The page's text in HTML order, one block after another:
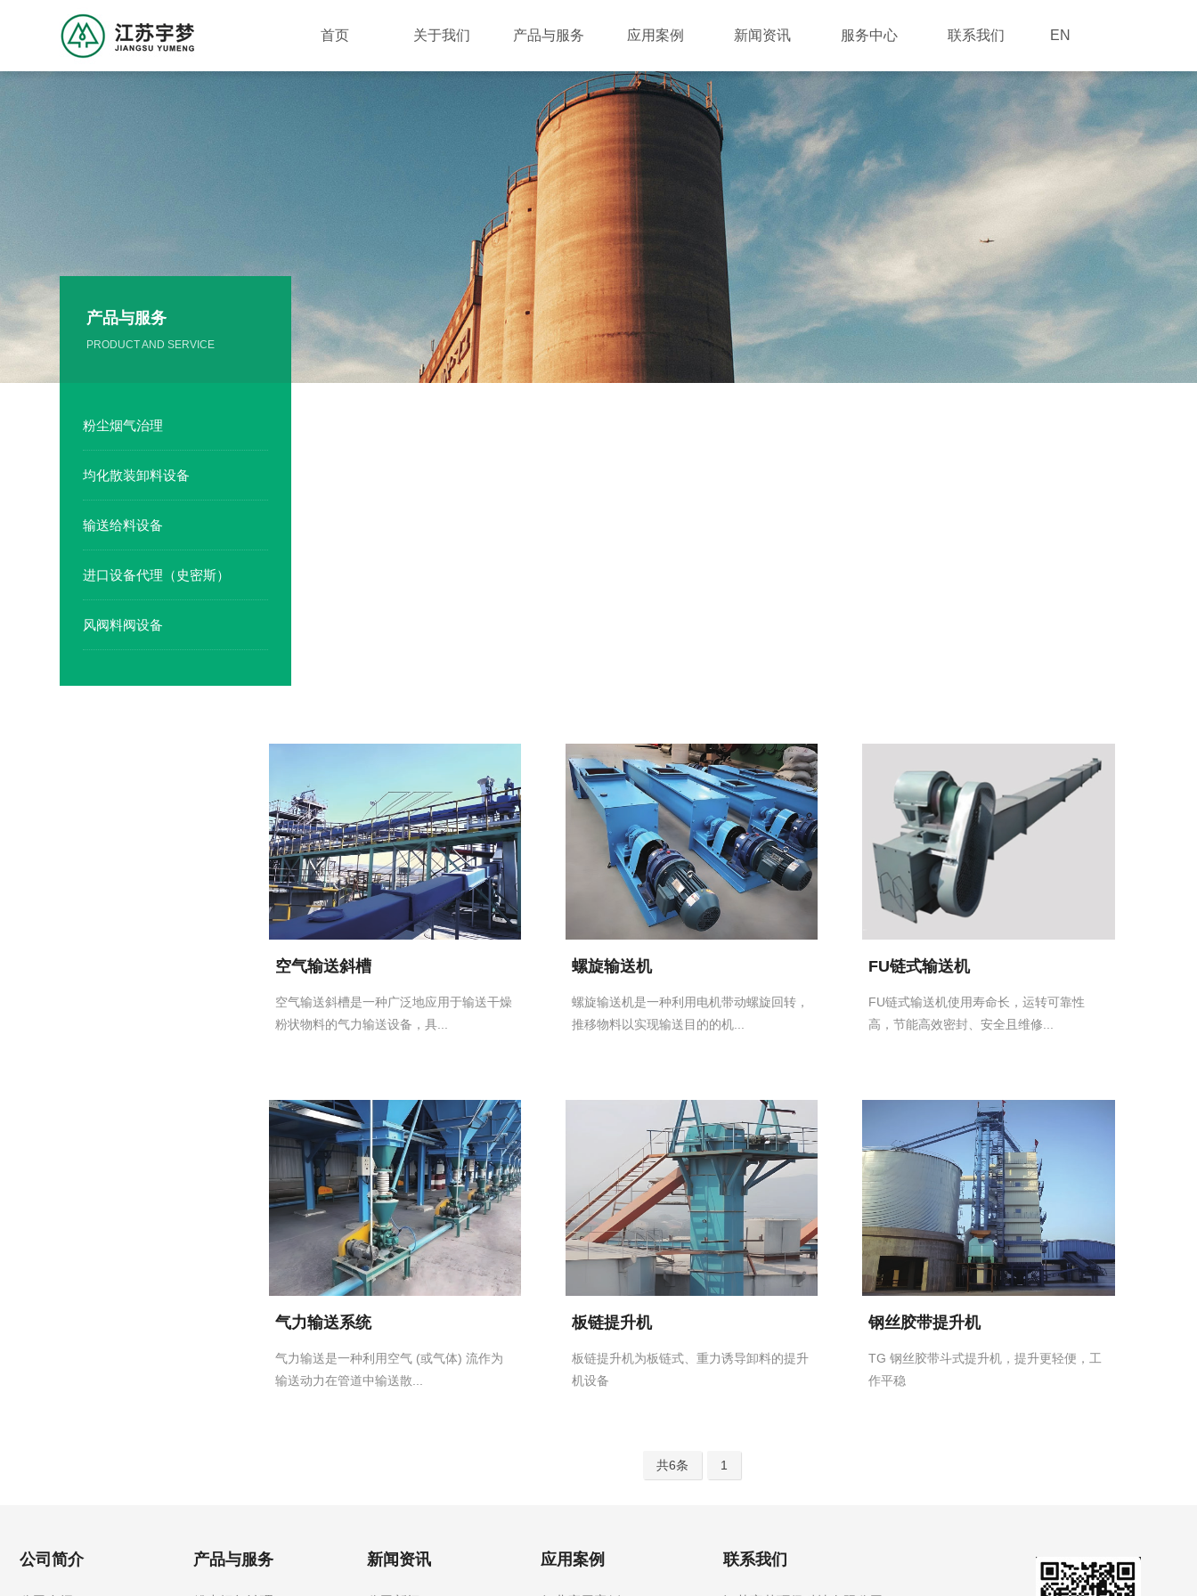
首页 关于我们 产品与服务 应用案例 新闻资讯 服务中心 联系我们 EN
产品与服务
PRODUCT AND SERVICE
粉尘烟气治理
均化散装卸料设备
输送给料设备
进口设备代理（史密斯）
风阀料阀设备
空气输送斜槽
空气输送斜槽是一种广泛地应用于输送干燥
粉状物料的气力输送设备，具...
螺旋输送机
螺旋输送机是一种利用电机带动螺旋回转，
推移物料以实现输送目的的机...
FU链式输送机
FU链式输送机使用寿命长，运转可靠性
高，节能高效密封、安全且维修...
气力输送系统
气力输送是一种利用空气 (或气体) 流作为
输送动力在管道中输送散...
板链提升机
板链提升机为板链式、重力诱导卸料的提升
机设备
钢丝胶带提升机
TG 钢丝胶带斗式提升机，提升更轻便，工
作平稳
共6条 1
公司简介 产品与服务 新闻资讯 应用案例 联系我们